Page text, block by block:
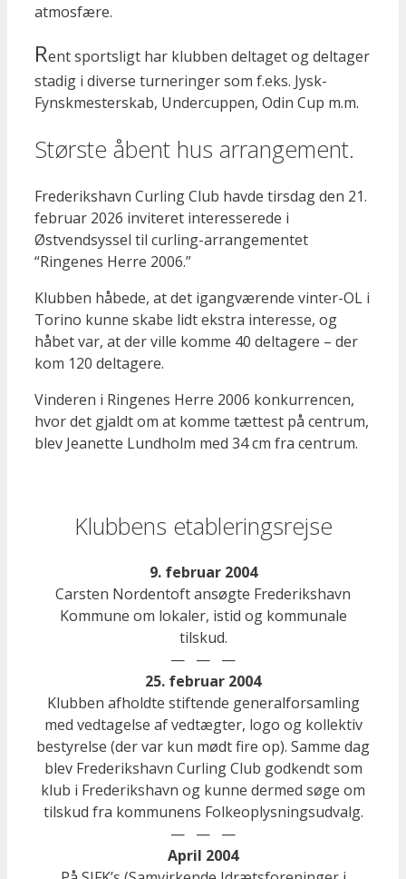
atmosfære.
Rent sportsligt har klubben deltaget og deltager
stadig i diverse turneringer som f.eks. Jysk-
Fynskmesterskab, Undercuppen, Odin Cup m.m.
Største åbent hus arrangement.
Frederikshavn Curling Club havde tirsdag den 21.
februar 2026 inviteret interesserede i
Østvendsyssel til curling-arrangementet
“Ringenes Herre 2006.”
Klubben håbede, at det igangværende vinter-OL i
Torino kunne skabe lidt ekstra interesse, og
håbet var, at der ville komme 40 deltagere – der
kom 120 deltagere.
Vinderen i Ringenes Herre 2006 konkurrencen,
hvor det gjaldt om at komme tættest på centrum,
blev Jeanette Lundholm med 34 cm fra centrum.
Klubbens etableringsrejse
9. februar 2004
Carsten Nordentoft ansøgte Frederikshavn
Kommune om lokaler, istid og kommunale
tilskud.
— — —
25. februar 2004
Klubben afholdte stiftende generalforsamling
med vedtagelse af vedtægter, logo og kollektiv
bestyrelse (der var kun mødt fire op). Samme dag
blev Frederikshavn Curling Club godkendt som
klub i Frederikshavn og kunne dermed søge om
tilskud fra kommunens Folkeoplysningsudvalg.
— — —
April 2004